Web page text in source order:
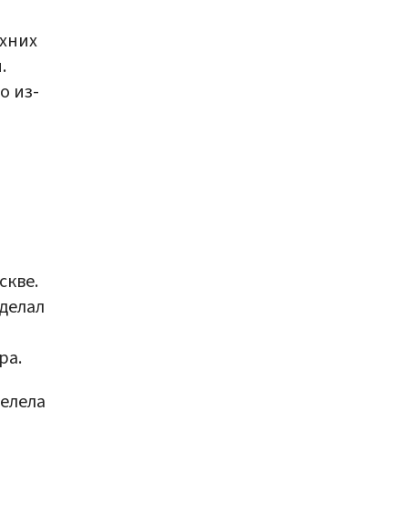
из-